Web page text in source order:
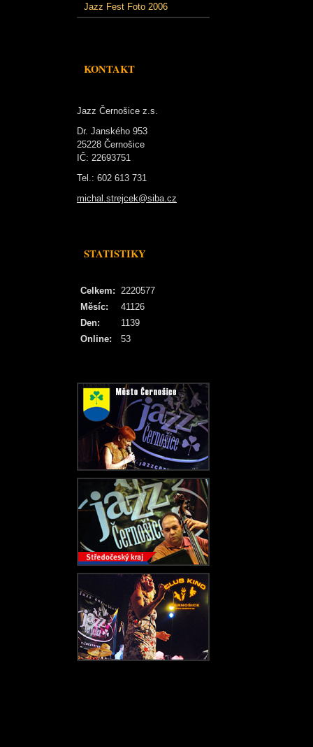
Jazz Fest Foto 2006
KONTAKT
Jazz Černošice z.s.
Dr. Janského 953
25228 Černošice
IČ: 22693751
Tel.: 602 613 731
michal.strejcek@siba.cz
STATISTIKY
Online: 53
Celkem: 2220577
Měsíc:
41126
Den:
1139